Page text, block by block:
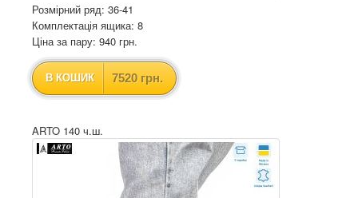
Розмірний ряд: 36-41
Комплектація ящика: 8
Ціна за пару: 940 грн.
В КОШИК 7520 грн.
ARTO 140 ч.ш.